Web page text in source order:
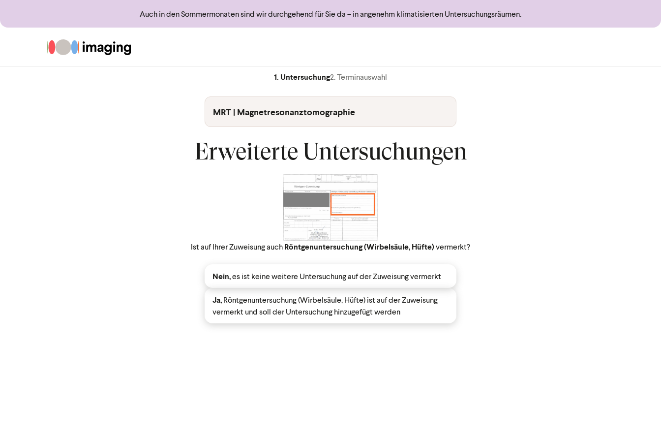
Auch in den Sommermonaten sind wir durchgehend für Sie da – in angenehm klimatisierten Untersuchungsräumen.
Zur Startseite
1. Untersuchung2. Terminauswahl
MRT | Magnetresonanztomographie
Erweiterte Untersuchungen
Ist auf Ihrer Zuweisung auch Röntgenuntersuchung (Wirbelsäule, Hüfte) vermerkt?
Nein, es ist keine weitere Untersuchung auf der Zuweisung vermerkt
Ja, Röntgenuntersuchung (Wirbelsäule, Hüfte) ist auf der Zuweisung
vermerkt und soll der Untersuchung hinzugefügt werden